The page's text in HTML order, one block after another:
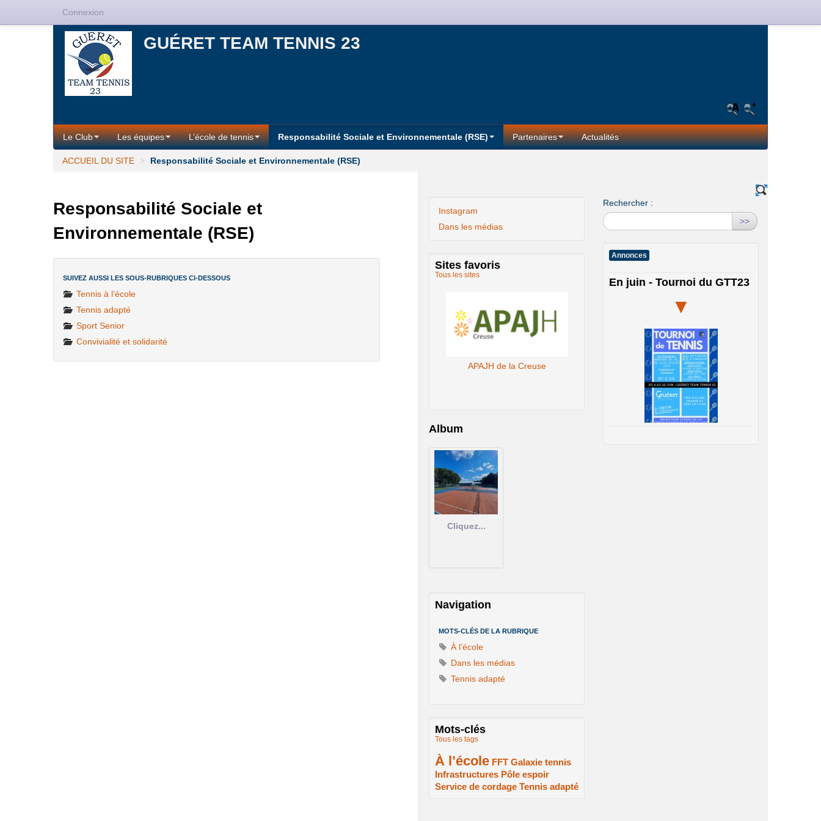
GUÉRET TEAM TENNIS 23
Le Club Les équipes L’école de tennis Responsabilité Sociale et Environnementale (RSE) Partenaires Actualités
ACCUEIL DU SITE > Responsabilité Sociale et Environnementale (RSE)
Responsabilité Sociale et
Environnementale (RSE)
SUIVEZ AUSSI LES SOUS-RUBRIQUES CI-DESSOUS
Tennis à l’école
Tennis adapté
Sport Senior
Convivialité et solidarité
Instagram
Dans les médias
Sites favoris
Tous les sites
APAJH de la Creuse
Album
Cliquez...
Navigation
MOTS-CLÉS DE LA RUBRIQUE
À l’école
Dans les médias
Tennis adapté
Mots-clés
Tous les tags
À l’école
2/2 FFT
1/2 Galaxie tennis
1/2
Infrastructures
1/2 Pôle espoir
1/2
Service de cordage
1/2 Tennis adapté
1/2
Rechercher :
>>
Annonces
En juin - Tournoi du GTT23
▼
Connexion